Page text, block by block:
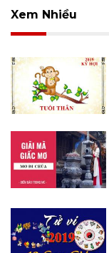
Xem Nhiều